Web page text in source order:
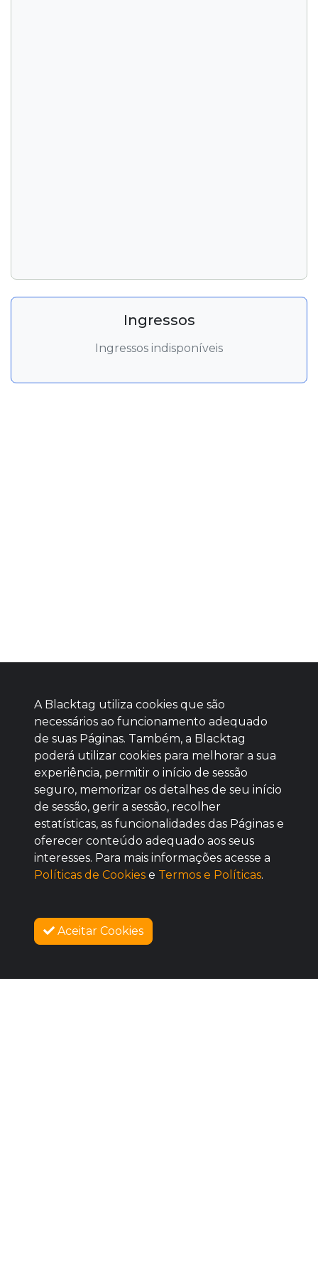
Ingressos
Ingressos indisponíveis
Baixe agora nosso app
SOBRE NÓS
A Blacktag utiliza cookies que são
necessários ao funcionamento adequado
de suas Páginas. Também, a Blacktag
poderá utilizar cookies para melhorar a sua
experiência, permitir o início de sessão
seguro, memorizar os detalhes de seu início
de sessão, gerir a sessão, recolher
estatísticas, as funcionalidades das Páginas e
oferecer conteúdo adequado aos seus
interesses. Para mais informações acesse a
Políticas de Cookies e Termos e Políticas.
Aceitar Cookies